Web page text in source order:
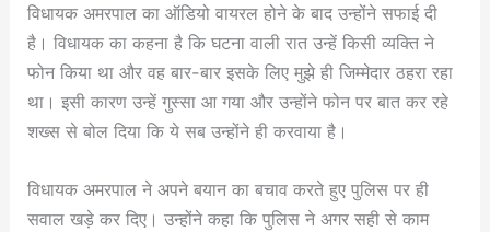
विधायक अमरपाल का ऑडियो वायरल होने के बाद उन्होंने सफाई दी
है। विधायक का कहना है कि घटना वाली रात उन्हें किसी व्यक्ति ने
फोन किया था और वह बार-बार इसके लिए मुझे ही जिम्मेदार ठहरा रहा
था। इसी कारण उन्हें गुस्सा आ गया और उन्होंने फोन पर बात कर रहे
शख्स से बोल दिया कि ये सब उन्होंने ही करवाया है।
विधायक अमरपाल ने अपने बयान का बचाव करते हुए पुलिस पर ही
सवाल खड़े कर दिए। उन्होंने कहा कि पुलिस ने अगर सही से काम